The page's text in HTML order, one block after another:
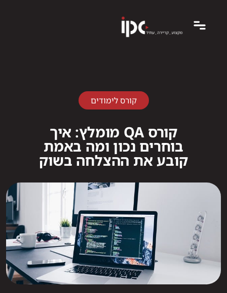
קורס לימודים
קורס QA מומלץ: איך
בוחרים נכון ומה באמת
קובע את ההצלחה בשוק